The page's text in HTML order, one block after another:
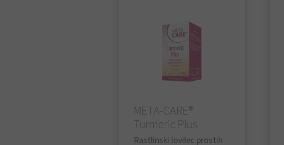
META-CARE®
Turmeric Plus
Rastlinski lovilec prostih